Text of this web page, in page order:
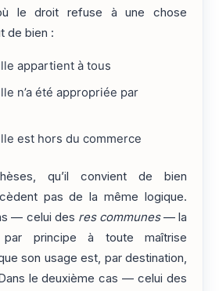
le droit refuse à une chose
de bien :
appartient à tous
n’a été appropriée par
est hors du commerce
qu’il convient de bien
pas de la même logique.
— celui des res communes— la
principe à toute maîtrise
son usage est, par destination,
le deuxième cas — celui des